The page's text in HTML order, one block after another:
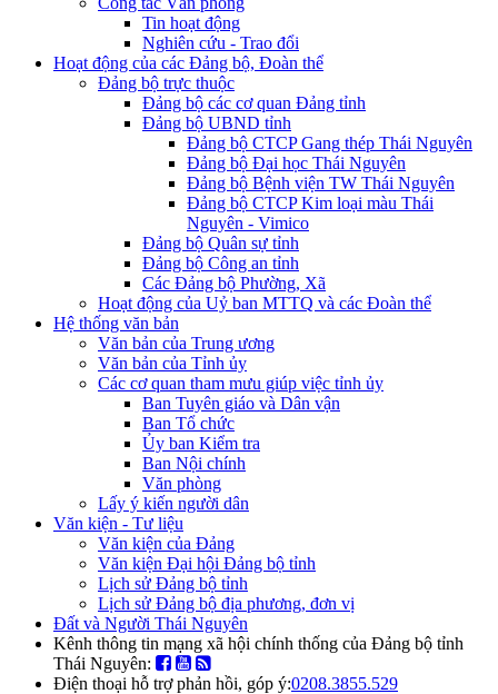
Tin hoạt động
Nghiên cứu - Trao đổi
Hoạt động của các Đảng bộ, Đoàn thể
Đảng bộ trực thuộc
Đảng bộ các cơ quan Đảng tỉnh
Đảng bộ UBND tỉnh
Đảng bộ CTCP Gang thép Thái Nguyên
Đảng bộ Đại học Thái Nguyên
Đảng bộ Bệnh viện TW Thái Nguyên
Đảng bộ CTCP Kim loại màu Thái
Nguyên - Vimico
Đảng bộ Quân sự tỉnh
Đảng bộ Công an tỉnh
Các Đảng bộ Phường, Xã
Hoạt động của Uỷ ban MTTQ và các Đoàn thể
Hệ thống văn bản
Văn bản của Trung ương
Văn bản của Tỉnh ủy
Các cơ quan tham mưu giúp việc tỉnh ủy
Ban Tuyên giáo và Dân vận
Ban Tổ chức
Ủy ban Kiểm tra
Ban Nội chính
Văn phòng
Lấy ý kiến người dân
Văn kiện - Tư liệu
Văn kiện của Đảng
Văn kiện Đại hội Đảng bộ tỉnh
Lịch sử Đảng bộ tỉnh
Lịch sử Đảng bộ địa phương, đơn vị
Đất và Người Thái Nguyên
Kênh thông tin mạng xã hội chính thống của Đảng bộ tỉnh
Thái Nguyên:
Điện thoại hỗ trợ phản hồi, góp ý:0208.3855.529